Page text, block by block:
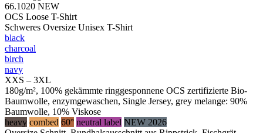
66.1020 NEW
OCS Loose T-Shirt
Schweres Oversize Unisex T-Shirt
black
charcoal
birch
navy
XXS – 3XL
180g/m², 100% gekämmte ringgesponnene OCS zertifizierte Bio-
Baumwolle, enzymgewaschen, Single Jersey, grey melange: 90%
Baumwolle, 10% Viskose
heavy combed 60° neutral label NEW 2026